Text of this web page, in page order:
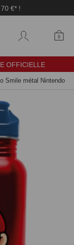
€* !
0
OFFICIELLE
Smile métal Nintendo